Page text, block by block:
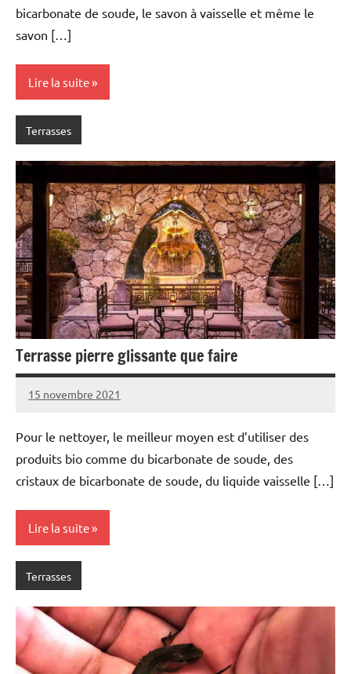
bicarbonate de soude, le savon à vaisselle et même le
savon […]
Lire la suite
Terrasses
Terrasse pierre glissante que faire
15 novembre 2021
Pour le nettoyer, le meilleur moyen est d’utiliser des
produits bio comme du bicarbonate de soude, des
cristaux de bicarbonate de soude, du liquide vaisselle […]
Lire la suite
Terrasses